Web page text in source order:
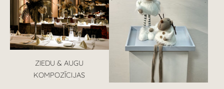
ZIEDU & AUGU
KOMPOZĪCIJAS